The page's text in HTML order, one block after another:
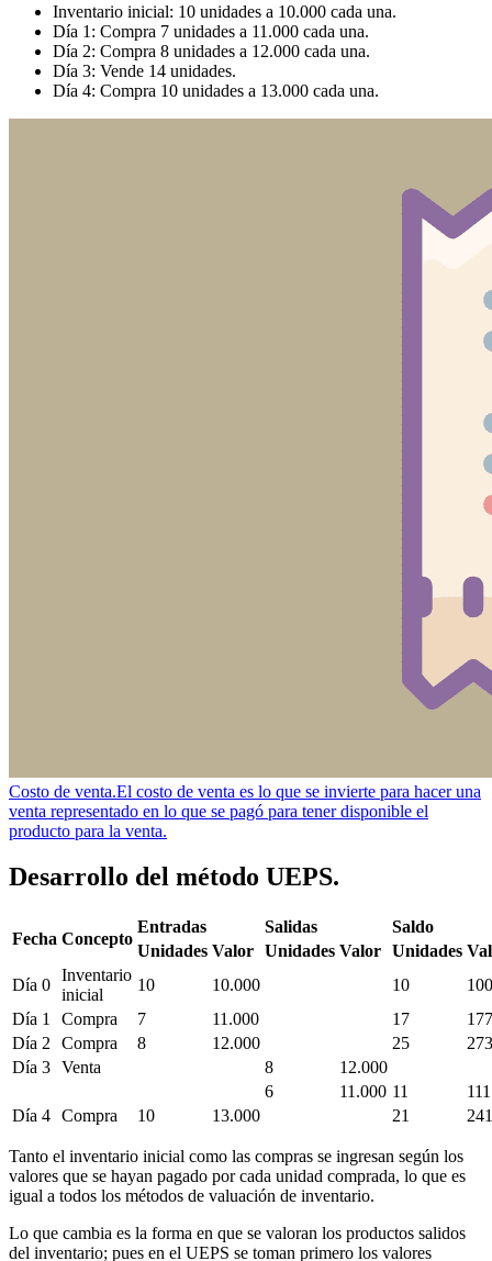
Inventario inicial: 10 unidades a 10.000 cada una.
Día 1: Compra 7 unidades a 11.000 cada una.
Día 2: Compra 8 unidades a 12.000 cada una.
Día 3: Vende 14 unidades.
Día 4: Compra 10 unidades a 13.000 cada una.
Costo de venta.El costo de venta es lo que se invierte para hacer una
venta representado en lo que se pagó para tener disponible el
producto para la venta.
Desarrollo del método UEPS.
Fecha Concepto
Entradas Salidas
Saldo
Unidades Valor Unidades Valor Unidades
Día 0
Inventario
inicial
10 10.000 10
Día 1
Compra 7 11.000 17
Día 2
Compra 8 12.000 25
Día 3 Venta 8
12.000
6
11.000 11
Día 4 Compra 10 13.000 21
Tanto el inventario inicial como las compras se ingresan según los
valores que se hayan pagado por cada unidad comprada, lo que es
igual a todos los métodos de valuación de inventario.
Lo que cambia es la forma en que se valoran los productos salidos
del inventario; pues en el UEPS se toman primero los valores